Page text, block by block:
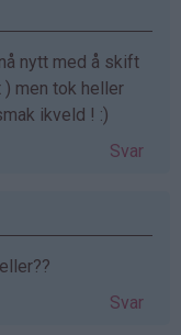
nytt med å skift
men tok heller
ikveld ! :)
Svar
Svar